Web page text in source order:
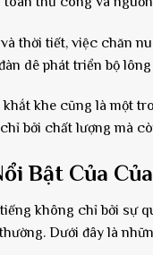
thời tiết, việc chăn
dê phát triển bộ
khe cũng là một
bởi chất lượng mà
Bật Của
không chỉ bởi sự
Dưới đây là